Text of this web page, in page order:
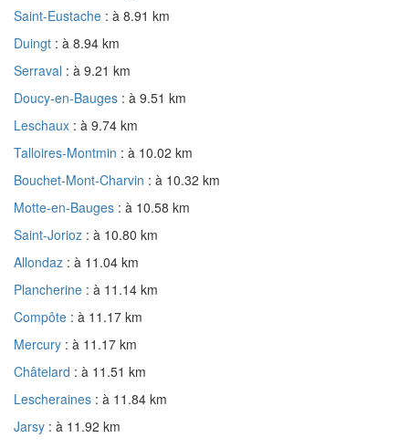
Saint-Eustache : à 8.91 km
Duingt : à 8.94 km
Serraval : à 9.21 km
Doucy-en-Bauges : à 9.51 km
Leschaux : à 9.74 km
Talloires-Montmin : à 10.02 km
Bouchet-Mont-Charvin : à 10.32 km
Motte-en-Bauges : à 10.58 km
Saint-Jorioz : à 10.80 km
Allondaz : à 11.04 km
Plancherine : à 11.14 km
Compôte : à 11.17 km
Mercury : à 11.17 km
Châtelard : à 11.51 km
Lescheraines : à 11.84 km
Jarsy : à 11.92 km